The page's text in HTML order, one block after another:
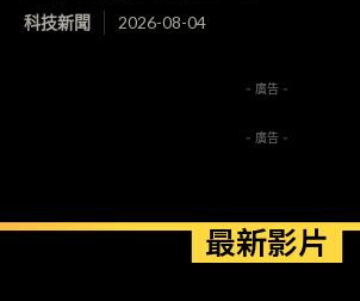
科技新聞 2026-08-04
- 廣告 -
- 廣告 -
最新影片